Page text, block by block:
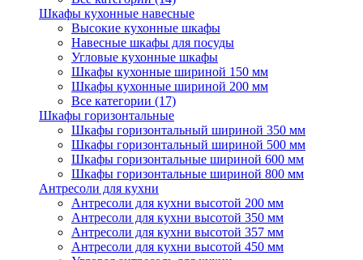
Шкафы кухонные навесные
Высокие кухонные шкафы
Навесные шкафы для посуды
Угловые кухонные шкафы
Шкафы кухонные шириной 150 мм
Шкафы кухонные шириной 200 мм
Все категории (17)
Шкафы горизонтальные
Шкафы горизонтальный шириной 350 мм
Шкафы горизонтальный шириной 500 мм
Шкафы горизонтальные шириной 600 мм
Шкафы горизонтальные шириной 800 мм
Антресоли для кухни
Антресоли для кухни высотой 200 мм
Антресоли для кухни высотой 350 мм
Антресоли для кухни высотой 357 мм
Антресоли для кухни высотой 450 мм